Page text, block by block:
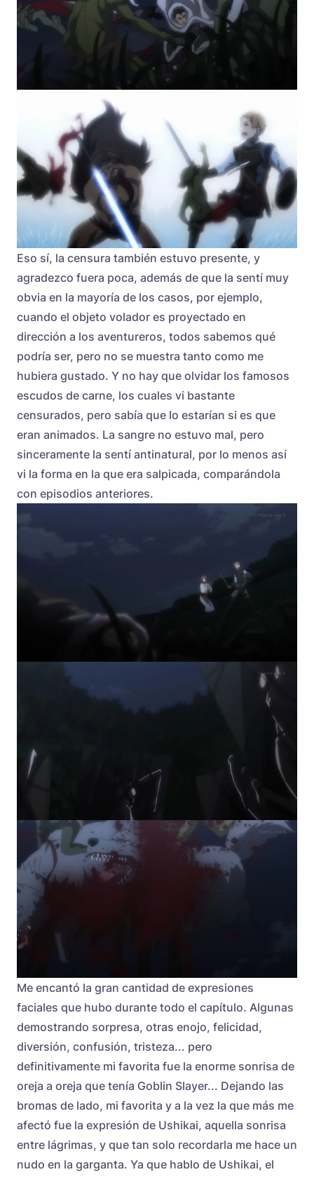
Eso sí, la censura también estuvo presente, y
agradezco fuera poca, además de que la sentí muy
obvia en la mayoría de los casos, por ejemplo,
cuando el objeto volador es proyectado en
dirección a los aventureros, todos sabemos qué
podría ser, pero no se muestra tanto como me
hubiera gustado. Y no hay que olvidar los famosos
escudos de carne, los cuales vi bastante
censurados, pero sabía que lo estarían si es que
eran animados. La sangre no estuvo mal, pero
sinceramente la sentí antinatural, por lo menos así
vi la forma en la que era salpicada, comparándola
con episodios anteriores.
Me encantó la gran cantidad de expresiones
faciales que hubo durante todo el capítulo. Algunas
demostrando sorpresa, otras enojo, felicidad,
diversión, confusión, tristeza... pero
definitivamente mi favorita fue la enorme sonrisa de
oreja a oreja que tenía Goblin Slayer... Dejando las
bromas de lado, mi favorita y a la vez la que más me
afectó fue la expresión de Ushikai, aquella sonrisa
entre lágrimas, y que tan solo recordarla me hace un
nudo en la garganta. Ya que hablo de Ushikai, el